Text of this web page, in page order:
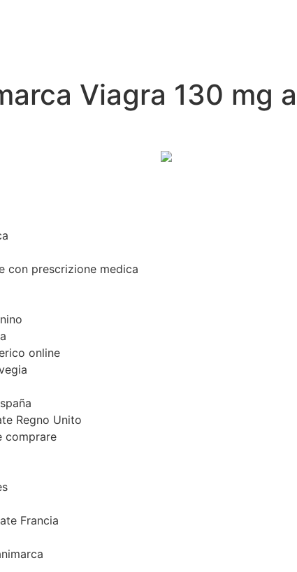
Viagra 130 mg
con prescrizione medica
online
Regno Unito
comprare
Francia